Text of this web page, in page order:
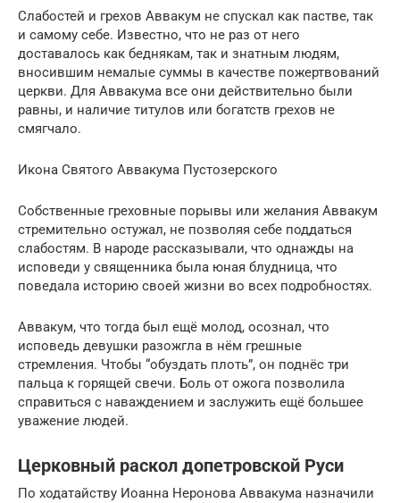
Слабостей и грехов Аввакум не спускал как пастве, так
и самому себе. Известно, что не раз от него
доставалось как беднякам, так и знатным людям,
вносившим немалые суммы в качестве пожертвований
церкви. Для Аввакума все они действительно были
равны, и наличие титулов или богатств грехов не
смягчало.
Икона Святого Аввакума Пустозерского
Собственные греховные порывы или желания Аввакум
стремительно остужал, не позволяя себе поддаться
слабостям. В народе рассказывали, что однажды на
исповеди у священника была юная блудница, что
поведала историю своей жизни во всех подробностях.
Аввакум, что тогда был ещё молод, осознал, что
исповедь девушки разожгла в нём грешные
стремления. Чтобы “обуздать плоть”, он поднёс три
пальца к горящей свечи. Боль от ожога позволила
справиться с наваждением и заслужить ещё большее
уважение людей.
Церковный раскол допетровской Руси
По ходатайству Иоанна Неронова Аввакума назначили